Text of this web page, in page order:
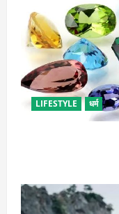
LIFESTYLE धर्म